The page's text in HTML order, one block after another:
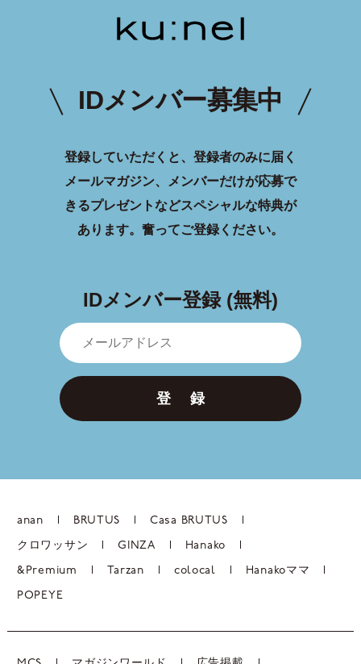
IDメンバー募集中
登録していただくと、登録者のみに届く
メールマガジン、メンバーだけが応募で
きるプレゼントなどスペシャルな特典が
あります。 奮ってご登録ください。
IDメンバー登録 (無料)
登 録
anan BRUTUS Casa BRUTUS
クロワッサン GINZA Hanako
&Premium Tarzan colocal Hanakoママ
POPEYE